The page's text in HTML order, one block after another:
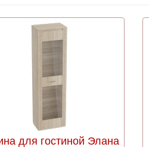
для гостиной Элана